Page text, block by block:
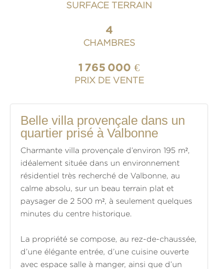
SURFACE TERRAIN
4
CHAMBRES
1 765 000 €
PRIX DE VENTE
Belle villa provençale dans un
quartier prisé à Valbonne
Charmante villa provençale d’environ 195 m²,
idéalement située dans un environnement
résidentiel très recherché de Valbonne, au
calme absolu, sur un beau terrain plat et
paysager de 2 500 m², à seulement quelques
minutes du centre historique.
La propriété se compose, au rez-de-chaussée,
d’une élégante entrée, d’une cuisine ouverte
avec espace salle à manger, ainsi que d’un